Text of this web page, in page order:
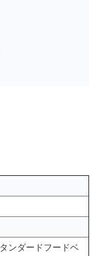
ンダードフードベ